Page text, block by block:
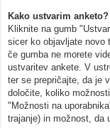
Kako ustvarim anketo?
Kliknite na gumb
sicer ko objavljate novo
če gumba ne morete
ustvaritev ankete. V
ter se prepričajte, da je
določite, koliko
"Možnosti na
trajanje) in možnost, da